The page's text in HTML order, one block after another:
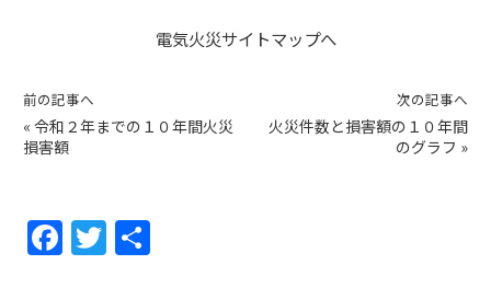
電気火災サイトマップへ
前の記事へ
« 令和２年までの１０年間火災
損害額
次の記事へ
火災件数と損害額の１０年間
のグラフ »
F
a
T
w